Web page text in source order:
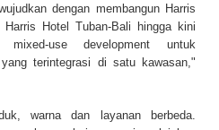
dengan membangun Harris
Hotel Tuban-Bali hingga kini
use development untuk
terintegrasi di satu kawasan,"
warna dan layanan berbeda.